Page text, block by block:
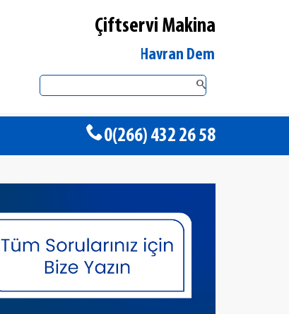
Çiftservi Makina
Balıkesir Havran DemirDöküm Yetkili
0(266) 432 26 58